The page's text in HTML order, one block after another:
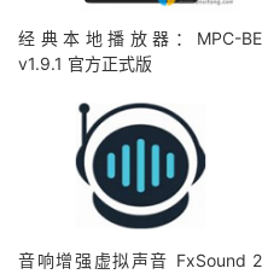
经典本地播放器：MPC-BE
v1.9.1 官方正式版
音响增强虚拟声音 FxSound 2